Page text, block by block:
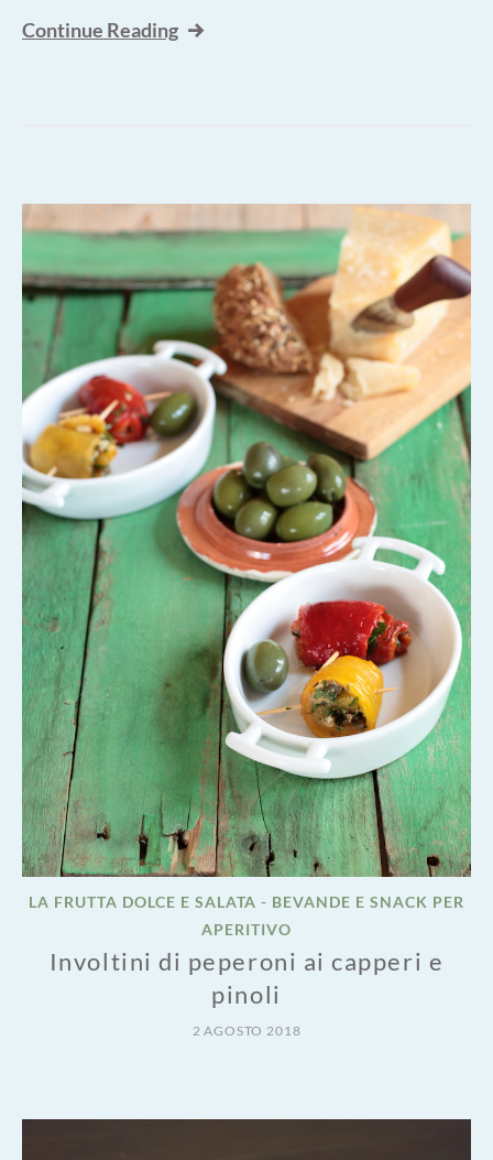
Continue Reading
LA FRUTTA DOLCE E SALATA - BEVANDE E SNACK PER
APERITIVO
Involtini di peperoni ai capperi e
pinoli
2 AGOSTO 2018